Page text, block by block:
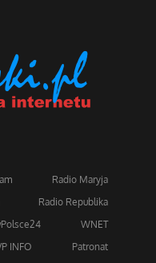
Radio Maryja
Radio Republika
WNET
INFO Patronat